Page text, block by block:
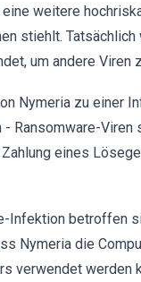
weitere
stiehlt.
um andere
Nymeria zu einer
Ransomware-
eines
Infektion betroffen
Nymeria die
verwendet werden